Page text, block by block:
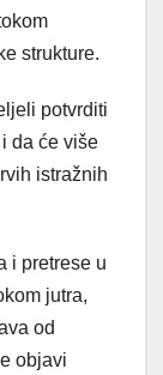
strukture.
potvrditi
da će više
istražnih
i pretrese u
jutra,
od
objavi